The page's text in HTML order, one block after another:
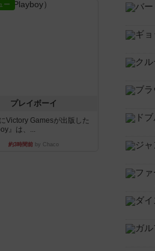
ー
プレイボーイ
Victory Gamesが出版した
』は、...
約3時間前 by Chaco